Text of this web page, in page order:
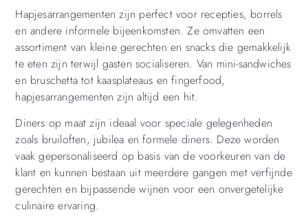
Hapjesarrangementen zijn perfect voor recepties, borrels
en andere informele bijeenkomsten. Ze omvatten een
assortiment van kleine gerechten en snacks die gemakkelijk
te eten zijn terwijl gasten socialiseren. Van mini-sandwiches
en bruschetta tot kaasplateaus en fingerfood,
hapjesarrangementen zijn altijd een hit.
Diners op maat zijn ideaal voor speciale gelegenheden
zoals bruiloften, jubilea en formele diners. Deze worden
vaak gepersonaliseerd op basis van de voorkeuren van de
klant en kunnen bestaan uit meerdere gangen met verfijnde
gerechten en bijpassende wijnen voor een onvergetelijke
culinaire ervaring.